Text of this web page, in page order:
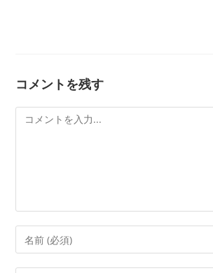
コメントを残す